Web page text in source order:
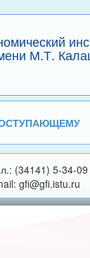
М.Т.
(34141) 5-34-
gfi@gfi.istu.ru